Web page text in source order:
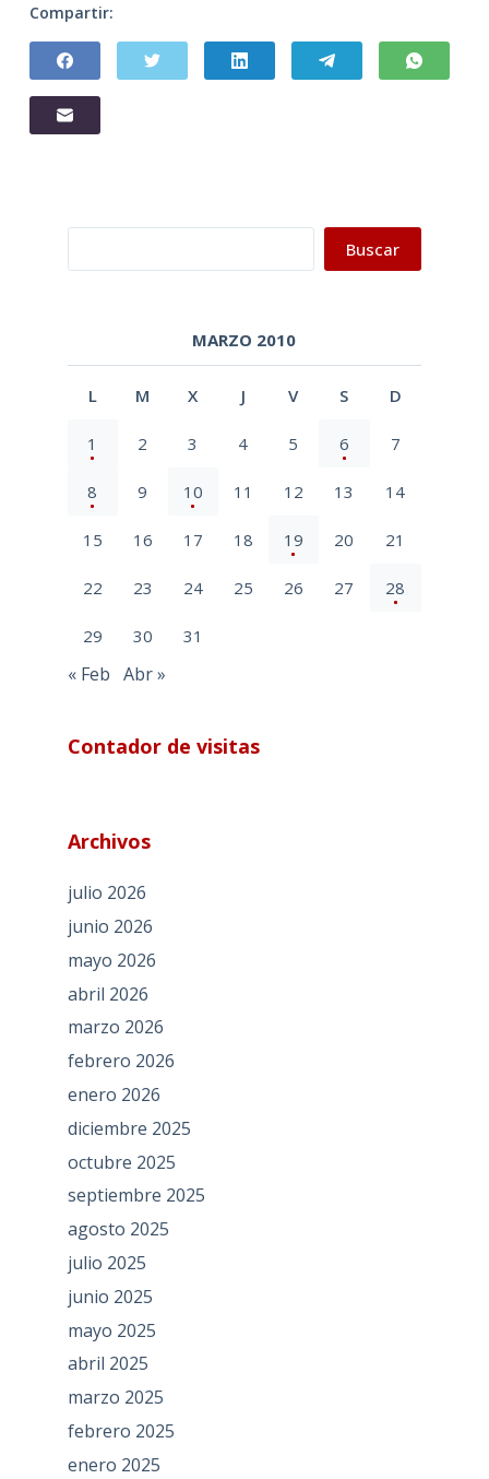
Compartir:
Buscar
MARZO 2010
L M X J V S D
1 2 3 4 5 6 7
8 9 10 11 12 13 14
15 16 17 18 19 20 21
22 23 24 25 26 27 28
29 30 31
« Feb Abr »
Contador de visitas
Archivos
julio 2026
junio 2026
mayo 2026
abril 2026
marzo 2026
febrero 2026
enero 2026
diciembre 2025
octubre 2025
septiembre 2025
agosto 2025
julio 2025
junio 2025
mayo 2025
abril 2025
marzo 2025
febrero 2025
enero 2025